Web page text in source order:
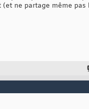
ne partage même pas